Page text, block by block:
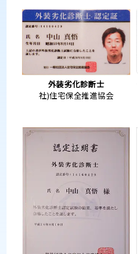
外装劣化診断士
社)住宅保全推進協会